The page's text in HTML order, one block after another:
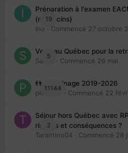
19
Préparation à l'examen
(médecins)
Ino · Commencé 27 octobre
5
Venir au Québec pour la
Sab74
· Commencé 26 mai
11144
👬 Parrainage 2019-2026
piinoush · Commencé 22
2
Séjour hors Québec avec
risques et conséquences ?
Tarantino04 · Commencé 28